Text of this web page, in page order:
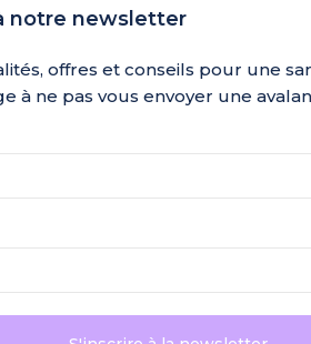
notre newsletter
offres et conseils pour une
à ne pas vous envoyer une